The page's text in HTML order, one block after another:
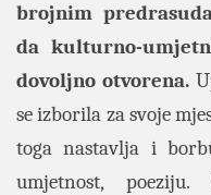
brojnim
da kulturno-
dovoljno otvorena.
se izborila za svoje
toga nastavlja i
umjetnost,